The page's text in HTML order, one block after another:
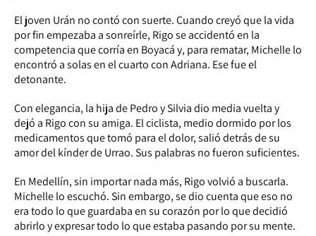
El joven Urán no contó con suerte. Cuando creyó que la vida
por fin empezaba a sonreírle, Rigo se accidentó en la
competencia que corría en Boyacá y, para rematar, Michelle lo
encontró a solas en el cuarto con Adriana. Ese fue el
detonante.
Con elegancia, la hija de Pedro y Silvia dio media vuelta y
dejó a Rigo con su amiga. El ciclista, medio dormido por los
medicamentos que tomó para el dolor, salió detrás de su
amor del kínder de Urrao. Sus palabras no fueron suficientes.
En Medellín, sin importar nada más, Rigo volvió a buscarla.
Michelle lo escuchó. Sin embargo, se dio cuenta que eso no
era todo lo que guardaba en su corazón por lo que decidió
abrirlo y expresar todo lo que estaba pasando por su mente.